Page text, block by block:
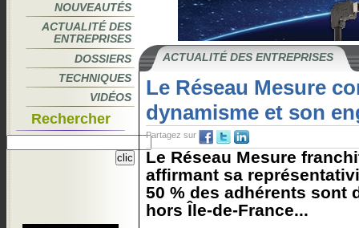
NOUVEAUTÉS
ACTUALITÉ DES
ENTREPRISES
DOSSIERS
TECHNIQUES
VIDÉOS
Rechercher
ACTUALITÉ DES ENTREPRISES
Le Réseau Mesure
dynamisme et son
Partagez sur
Le Réseau Mesure
affirmant sa
50 % des adhérents sont
hors Île-de-France...